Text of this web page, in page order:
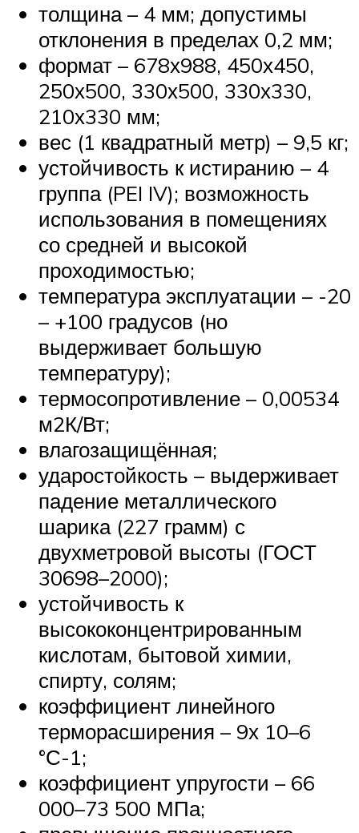
толщина – 4 мм; допустимы
отклонения в пределах 0,2 мм;
формат – 678х988, 450х450,
250х500, 330х500, 330х330,
210х330 мм;
вес (1 квадратный метр) – 9,5 кг;
устойчивость к истиранию – 4
группа (PEI IV); возможность
использования в помещениях
со средней и высокой
проходимостью;
температура эксплуатации – -20
– +100 градусов (но
выдерживает большую
температуру);
термосопротивление – 0,00534
м2К/Вт;
влагозащищённая;
ударостойкость – выдерживает
падение металлического
шарика (227 грамм) с
двухметровой высоты (ГОСТ
30698–2000);
устойчивость к
высококонцентрированным
кислотам, бытовой химии,
спирту, солям;
коэффициент линейного
терморасширения – 9х 10–6
°С-1;
коэффициент упругости – 66
000–73 500 МПа;